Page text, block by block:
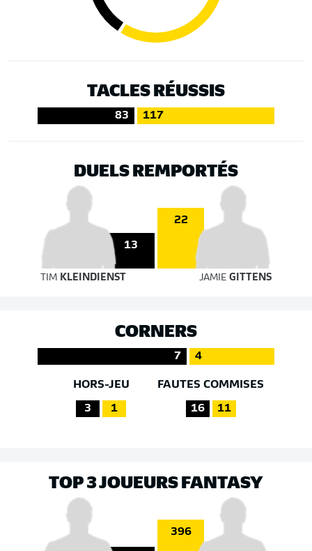
TACLES RÉUSSIS
83 117
DUELS REMPORTÉS
13
22
TIM KLEINDIENST JAMIEGITTENS
CORNERS
7 4
HORS-JEU
3 1
FAUTES COMMISES
16 11
TOP 3 JOUEURS FANTASY
396